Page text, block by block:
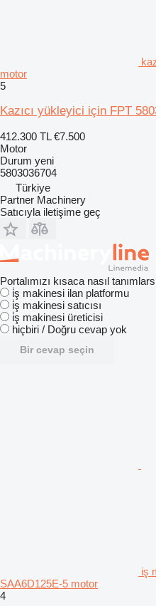
motor
5
Kazıcı yükleyici için FPT
412.300 TL €7.500
Motor
Durum yeni
5803036704
Türkiye
Partner Machinery
Satıcıyla iletişime geç
Portalımızı kısaca nasıl
i̇ş makinesi ilan platformu
i̇ş makinesi satıcısı
i̇ş makinesi üreticisi
hiçbiri / Doğru cevap yok
Bir cevap seçin
iş
SAA6D125E-5 motor
4